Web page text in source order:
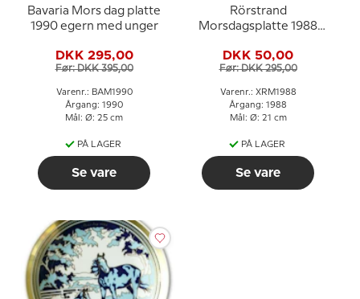
Bavaria Mors dag platte
1990 egern med unger
DKK 295,00
Før: DKK 395,00
Varenr.: BAM1990
Årgang: 1990
Mål: Ø: 25 cm
PÅ LAGER
Se vare
Rörstrand
Morsdagsplatte 1988
DKK 50,00
Før: DKK 295,00
Varenr.: XRM1988
Årgang: 1988
Mål: Ø: 21 cm
PÅ LAGER
Se vare